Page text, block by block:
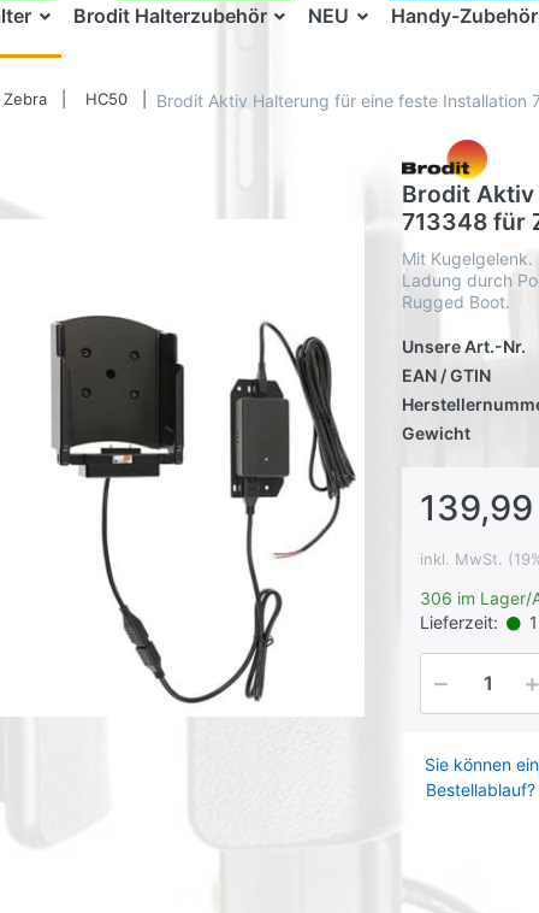
Brodit Halterzubehör NEU Handy-Zubehör
Zebra HC50 Brodit Aktiv Halterung für eine feste Installation
Brodit
713348 für
Mit Kugelgelenk.
Ladung durch
Rugged Boot.
Unsere Art.-Nr.
EAN / GTIN
Gewicht
inkl. MwSt.
306 im Lager/
Lieferzeit:
Sie können